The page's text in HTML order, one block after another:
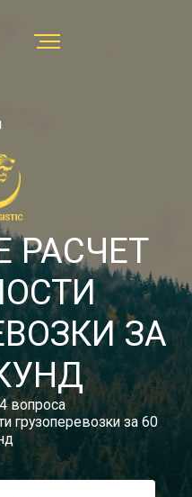
533-86-05
по России бесплатный
звонок
Тарифы
Отзывы
Статьи
Новости
Документы
Контакты
РАСЧЕТ
ЗА
вопроса
грузоперевозки за 60